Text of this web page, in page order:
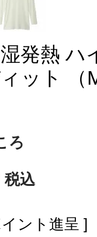
発熱 ハ
ット （
ろ
税込
ント進呈 ]